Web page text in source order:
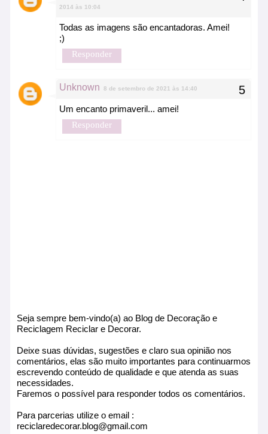
2014 às 10:04
Todas as imagens são encantadoras. Amei!
;)
Responder
Unknown 8 de setembro de 2021 às 14:40
Um encanto primaveril... amei!
Responder
Seja sempre bem-vindo(a) ao Blog de Decoração e
Reciclagem Reciclar e Decorar.
Deixe suas dúvidas, sugestões e claro sua opinião nos
comentários, elas são muito importantes para continuarmos
escrevendo conteúdo de qualidade e que atenda as suas
necessidades.
Faremos o possível para responder todos os comentários.
Para parcerias utilize o email :
reciclaredecorar.blog@gmail.com